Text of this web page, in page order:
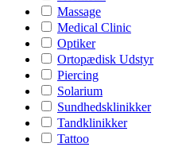
Massage
Medical Clinic
Optiker
Ortopædisk Udstyr
Piercing
Solarium
Sundhedsklinikker
Tandklinikker
Tattoo